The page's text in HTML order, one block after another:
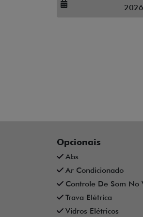
Opcionais
Abs
Ar Condicionado
Controle De Som No
Trava Elétrica
Vidros Elétricos